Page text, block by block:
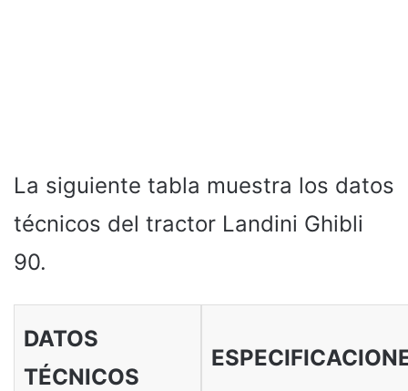
La siguiente tabla muestra los datos
técnicos del tractor Landini Ghibli
90.
DATOS
TÉCNICOS